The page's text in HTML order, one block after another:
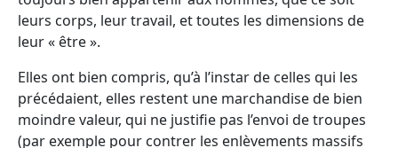
leurs corps, leur travail, et toutes les dimensions de
leur « être ».
Elles ont bien compris, qu’à l’instar de celles qui les
précédaient, elles restent une marchandise de bien
moindre valeur, qui ne justifie pas l’envoi de troupes
(par exemple pour contrer les enlèvements massifs